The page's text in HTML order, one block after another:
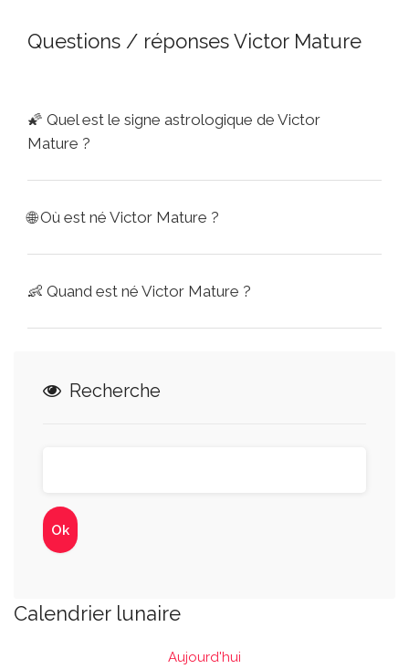
Questions / réponses Victor Mature
🌠 Quel est le signe astrologique de Victor
Mature ?
🌐Où est né Victor Mature ?
👶 Quand est né Victor Mature ?
Recherche
Calendrier lunaire
Aujourd'hui